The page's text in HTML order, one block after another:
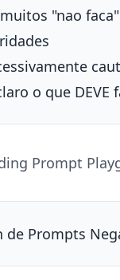
"nao
o que DEVE
Prompt
de Prompts